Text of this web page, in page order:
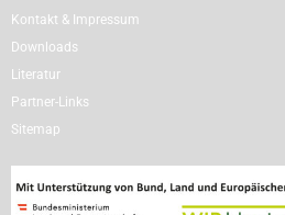
Kontakt & Impressum
Downloads
Literatur
Partner-Links
Sitemap